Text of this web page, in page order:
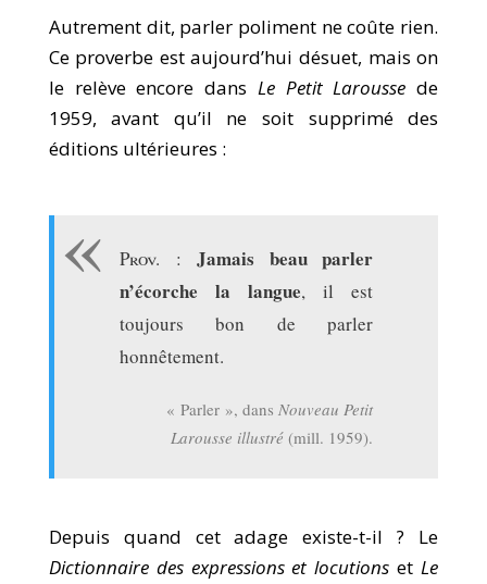
Autrement dit, parler poliment ne coûte rien.
Ce proverbe est aujourd’hui désuet, mais on
le relève encore dans Le Petit Larousse de
1959, avant qu’il ne soit supprimé des
éditions ultérieures :
Prov. : Jamais beau parler
n’écorche la langue, il est
toujours bon de parler
honnêtement.
« Parler », dansNouveau Petit
Larousse illustré (mill. 1959).
Depuis quand cet adage existe-t-il ? Le
Dictionnaire des expressions et locutions etLe